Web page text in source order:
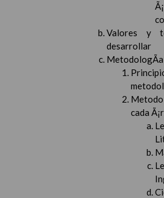
Valores y
desarrollar
MetodologÃ­a
cada